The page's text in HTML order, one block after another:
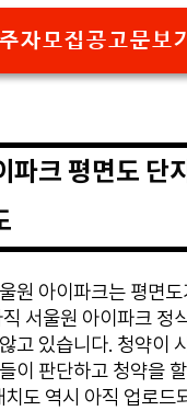
자모집공고문보
파크 평면도 단
원 아이파크는 평면도
서울원 아이파크 정
고 있습니다. 청약이
이 판단하고 청약을
도 역시 아직 업로드